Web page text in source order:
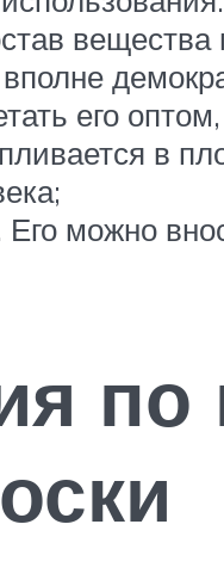
вещества
его
в
можно